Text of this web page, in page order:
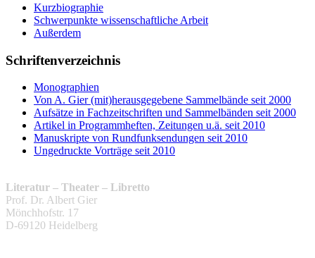
Kurzbiographie
Schwerpunkte wissenschaftliche Arbeit
Außerdem
Schriftenverzeichnis
Monographien
Von A. Gier (mit)herausgegebene Sammelbände seit 2000
Aufsätze in Fachzeitschriften und Sammelbänden seit 2000
Artikel in Programmheften, Zeitungen u.ä. seit 2010
Manuskripte von Rundfunksendungen seit 2010
Ungedruckte Vorträge seit 2010
Literatur – Theater – Libretto
Prof. Dr. Albert Gier
Mönchhofstr. 17
D-69120 Heidelberg